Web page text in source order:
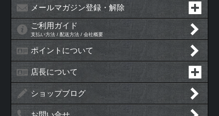
メールマガジン登録・解除
ご利用ガイド
支払い方法 / 配送方法 / 会社概要
ポイントについて
店長について
ショップブログ